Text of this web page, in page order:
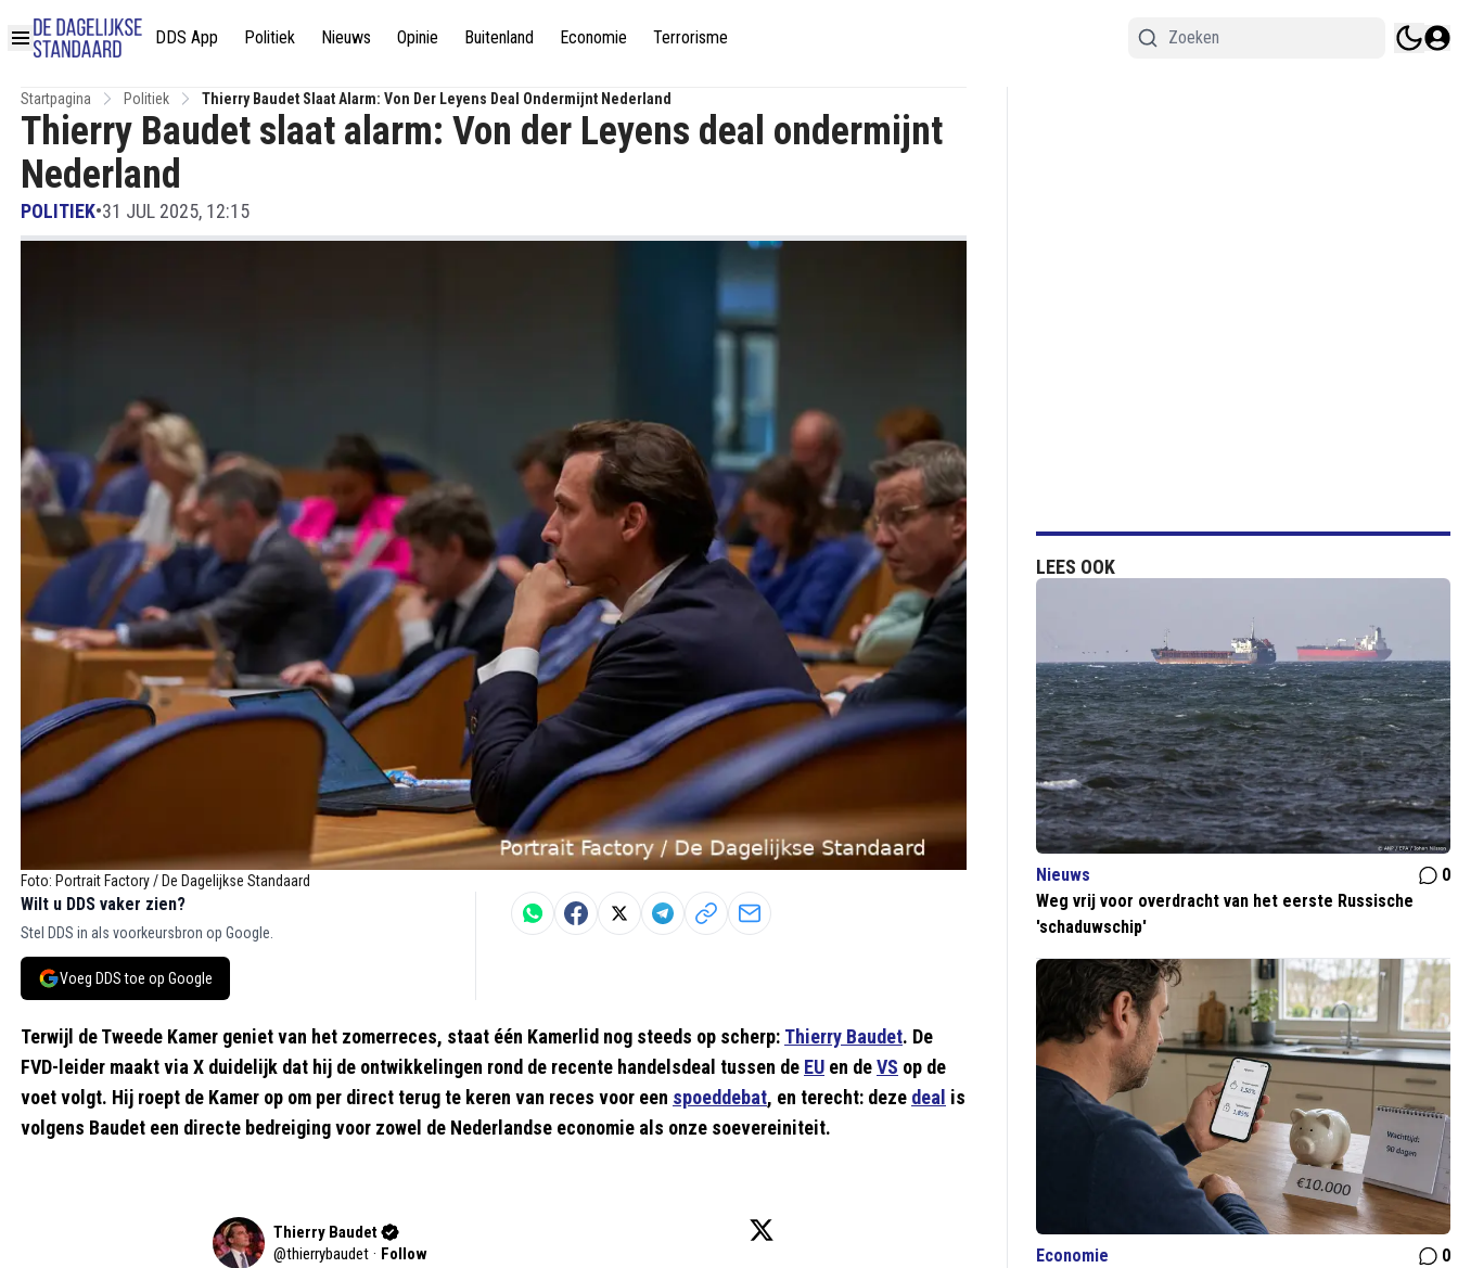
DDS App Politiek Nieuws Opinie Buitenland Economie Terrorisme
Startpagina Politiek Thierry Baudet Slaat Alarm: Von Der Leyens Deal Ondermijnt Nederland
Foto: Portrait Factory / De Dagelijkse Standaard
Thierry Baudet slaat alarm: Von der Leyens deal ondermijnt
Nederland
POLITIEK•31 JUL 2025, 12:15
Wilt u DDS vaker zien?
Stel DDS in als voorkeursbron op Google.
Voeg DDS toe op Google
Terwijl de Tweede Kamer geniet van het zomerreces, staat één Kamerlid nog steeds op scherp: Thierry Baudet. De
FVD-leider maakt via X duidelijk dat hij de ontwikkelingen rond de recente handelsdeal tussen de EU en deVS op de
voet volgt. Hij roept de Kamer op om per direct terug te keren van reces voor een spoeddebat, en terecht: deze deal is
volgens Baudet een directe bedreiging voor zowel de Nederlandse economie als onze soevereiniteit.
Thierry Baudet
@thierrybaudet · Follow
LEES OOK
Nieuws
0
Weg vrij voor overdracht van het eerste Russische
'schaduwschip'
Economie
0